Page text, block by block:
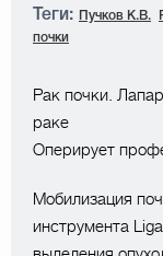
Теги: Пучков К.В.
почки
Рак почки.
раке
Оперирует
Мобилизация
инструмента